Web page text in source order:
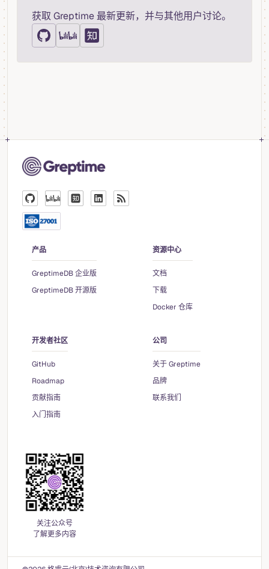
获取 Greptime 最新更新，并与其他用户讨论。
产品
GreptimeDB 企业版
GreptimeDB 开源版
资源中心
文档
下载
Docker 仓库
开发者社区
GitHub
Roadmap
贡献指南
入门指南
公司
关于 Greptime
品牌
联系我们
关注公众号
了解更多内容